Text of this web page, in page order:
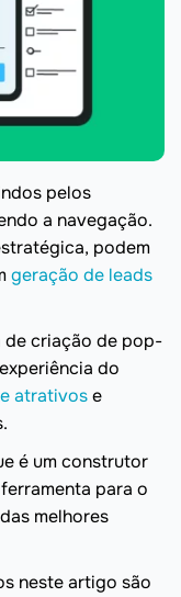
pelos
a navegação.
podem
geração de leads
de criação de pop-
do
atrativose
é um construtor
para o
melhores
neste artigo são